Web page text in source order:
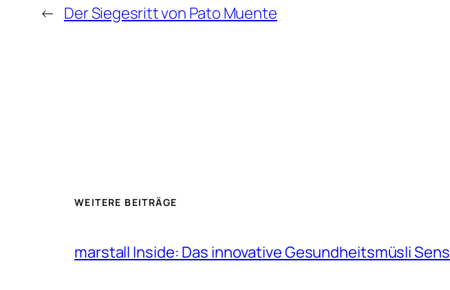
← Der Siegesritt von Pato Muente
WEITERE BEITRÄGE
marstall Inside: Das innovative Gesundheitsmüsli